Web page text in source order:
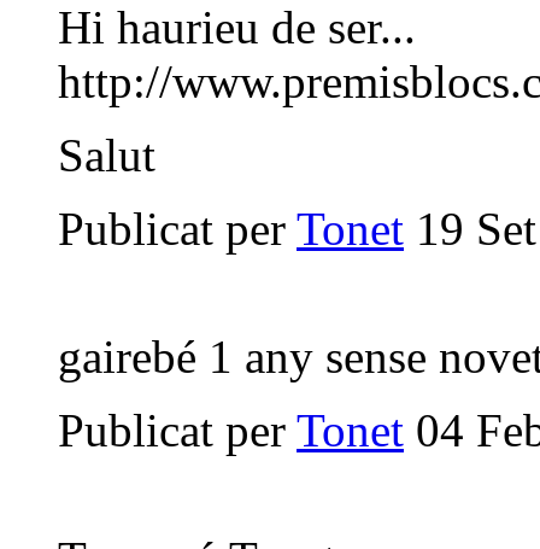
Hi haurieu de ser...
http://
Salut
Publicat per Tonet 19
gairebé 1 any sense
Publicat per Tonet 04